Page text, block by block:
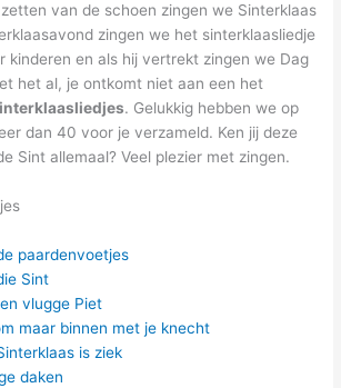
van de schoen zingen we Sinterklaas
zingen we het sinterklaasliedje
kinderen en als hij vertrekt zingen we Dag
het al, je ontkomt niet aan een het
. Gelukkig hebben we op
dan 40 voor je verzameld. Ken jij deze
Sint allemaal? Veel plezier met zingen.
paardenvoetjes
Sint
vlugge Piet
maar binnen met je knecht
is ziek
daken